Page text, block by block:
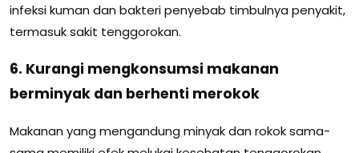
infeksi kuman dan bakteri penyebab timbulnya penyakit,
termasuk sakit tenggorokan.
6. Kurangi mengkonsumsi makanan
berminyak dan berhenti merokok
Makanan yang mengandung minyak dan rokok sama-